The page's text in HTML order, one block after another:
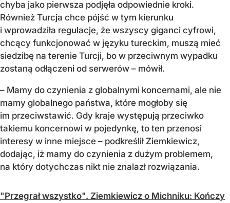
chyba jako pierwsza podjęła odpowiednie kroki.
Również Turcja chce pójść w tym kierunku
i wprowadziła regulacje, że wszyscy giganci cyfrowi,
chcący funkcjonować w języku tureckim, muszą mieć
siedzibę na terenie Turcji, bo w przeciwnym wypadku
zostaną odłączeni od serwerów – mówił.
– Mamy do czynienia z globalnymi koncernami, ale nie
mamy globalnego państwa, które mogłoby się
im przeciwstawić. Gdy kraje występują przeciwko
takiemu koncernowi w pojedynkę, to ten przenosi
interesy w inne miejsce – podkreślił Ziemkiewicz,
dodając, iż mamy do czynienia z dużym problemem,
na który dotychczas nikt nie znalazł rozwiązania.
"Przegrał wszystko". Ziemkiewicz o Michniku: Kończy